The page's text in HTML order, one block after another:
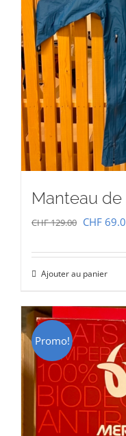
Manteau
CHF129.00 Le
initial
était :
CHF
CHF
Ajouter au panier
Promo!